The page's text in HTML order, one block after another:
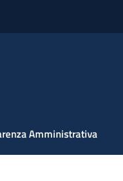
Amministrativa